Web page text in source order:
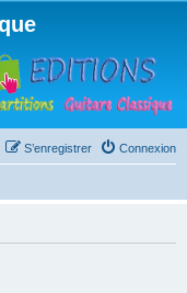
Connexion
S’enregistrer